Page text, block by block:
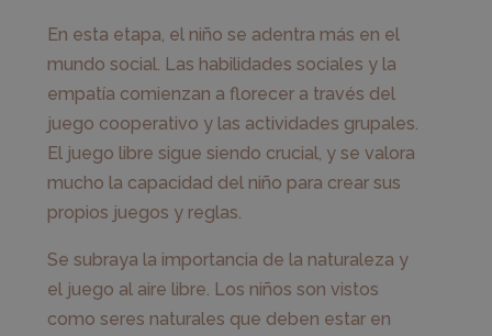
En esta etapa, el niño se adentra más en el
mundo social. Las habilidades sociales y la
empatía comienzan a florecer a través del
juego cooperativo y las actividades grupales.
El juego libre sigue siendo crucial, y se valora
mucho la capacidad del niño para crear sus
propios juegos y reglas.
Se subraya la importancia de la naturaleza y
el juego al aire libre. Los niños son vistos
como seres naturales que deben estar en